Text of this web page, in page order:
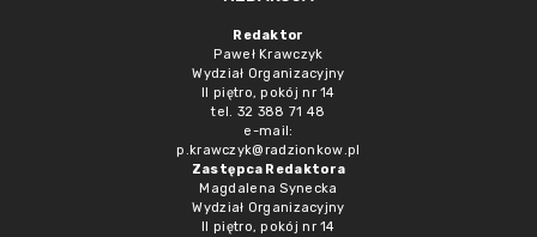
Redaktor
Paweł Krawczyk
Wydział Organizacyjny
II piętro, pokój nr 14
tel. 32 388 71 48
e-mail:
p.krawczyk@radzionkow.pl
Zastępca Redaktora
Magdalena Synecka
Wydział Organizacyjny
II piętro, pokój nr 14